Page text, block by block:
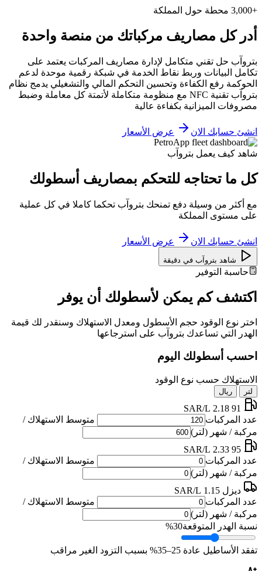
+3,000 محطة حول المملكة
أدر كل مصاريف مركباتك من منصة واحدة
بتروآب حل تقني متكامل لإدارة مصاريف المركبات يعتمد على
تكامل البيانات وربط نقاط الخدمة في شبكة رقمية موحدة لدعم
الحوكمة رفع الكفاءة وتحسين التحكم المالي والتشغيلي يدمج نظام
بتروآب تقنية NFC مع منظومة متكاملة لأتمتة كل معاملة وضبط
مصروفات الميزانية بكفاءة عالية
انشئ حسابك الان عرض الأسعار
شاهد كيف يعمل بتروآب
كل ما تحتاجه للتحكم بمصاريف أسطولك
مع أكثر من وسيلة دفع تمنحك بتروآب تحكما كاملا في كل عملية
على مستوى المملكة
انشئ حسابك الان عرض الأسعار
شاهد بتروآب في دقيقة
حاسبة التوفير
اكتشف كم يمكن لأسطولك أن يوفر
اختر نوع الوقود حجم الأسطول ومعدل الاستهلاك وسنقدر لك قيمة
الهدر التي تساعدك بتروآب على استرجاعها
احسب أسطولك اليوم
الاستهلاك حسب نوع الوقود
لتر ريال
91
2.18 SAR/L
عدد المركبات
متوسط الاستهلاك /
مركبة / شهر (لتر)
95
2.33 SAR/L
عدد المركبات
متوسط الاستهلاك /
مركبة / شهر (لتر)
ديزل 1.15 SAR/L
عدد المركبات
متوسط الاستهلاك /
مركبة / شهر (لتر)
نسبة الهدر المتوقعة30%
تفقد الأساطيل عادة 25–35% بسبب التزود الغير مراقب